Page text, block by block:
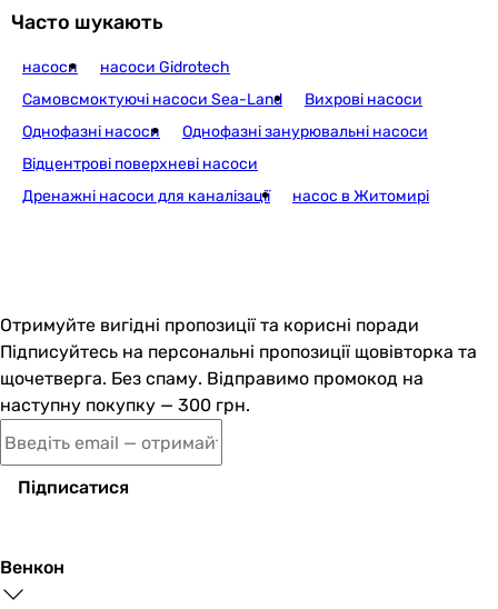
Часто шукають
насоси
насоси Gidrotech
Самовсмоктуючі насоси Sea-Land
Вихрові насоси
Однофазні насоси
Однофазні занурювальні насоси
Відцентрові поверхневі насоси
Дренажні насоси для каналізації
насос в Житомирі
Отримуйте вигідні пропозиції та корисні поради
Підписуйтесь на персональні пропозиції щовівторка та
щочетверга. Без спаму. Відправимо промокод на
наступну покупку — 300 грн.
Підписатися
Венкон